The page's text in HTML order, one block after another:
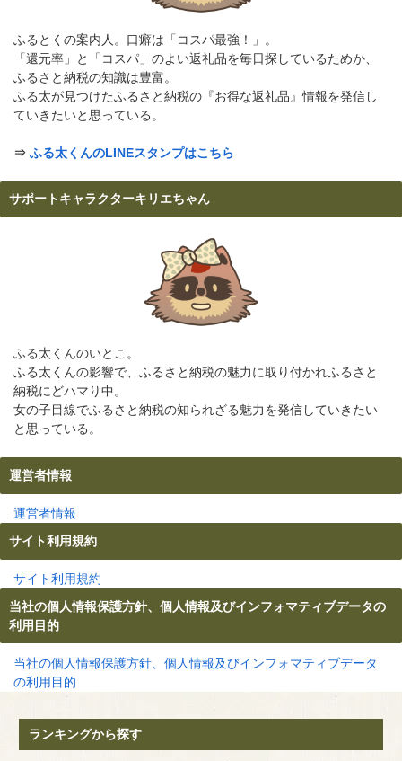
ふるとくの案内人。口癖は「コスパ最強！」。
「還元率」と「コスパ」のよい返礼品を毎日探しているためか、
ふるさと納税の知識は豊富。
ふる太が見つけたふるさと納税の『お得な返礼品』情報を発信し
ていきたいと思っている。
⇒ ふる太くんのLINEスタンプはこちら
サポートキャラクターキリエちゃん
ふる太くんのいとこ。
ふる太くんの影響で、ふるさと納税の魅力に取り付かれふるさと
納税にどハマり中。
女の子目線でふるさと納税の知られざる魅力を発信していきたい
と思っている。
運営者情報
運営者情報
サイト利用規約
サイト利用規約
当社の個人情報保護方針、個人情報及びインフォマティブデータの
利用目的
当社の個人情報保護方針、個人情報及びインフォマティブデータ
の利用目的
ランキングから探す